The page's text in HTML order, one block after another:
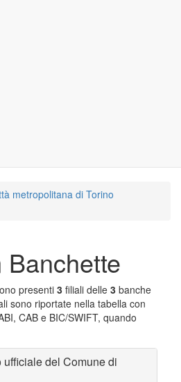
metropolitana di Torino
presenti 3 filiali delle 3 banche
sono riportate nella tabella con
CAB e BIC/SWIFT, quando
del Comune di